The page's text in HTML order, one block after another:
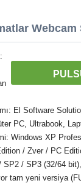
Webcam
El Software
PC, Ultrabook,
Windows XP
/ Zver / PC
SP2 / SP3 (32/64
tam yeni versiya